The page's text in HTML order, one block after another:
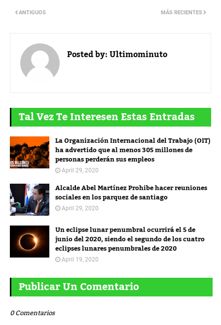
MÁS RECIENTES
ANTIGUOS
Posted by:Ultimominuto
Tal Vez Te Interesen Estas Entradas
La Organización Internacional del Trabajo (OIT)
ha advertido que al menos 305 millones de
personas perderán sus empleos
April 29, 2020
Alcalde Abel Martínez Prohibe hacer reuniones
sociales en los parquez de santiago
April 29, 2020
Un eclipse lunar penumbral ocurrirá el 5 de
junio del 2020, siendo el segundo de los cuatro
eclipses lunares penumbrales de 2020
April 19, 2020
Publicar Un Comentario
0 Comentarios